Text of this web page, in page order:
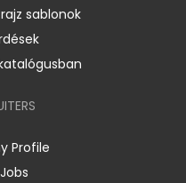
sablonok
Profile